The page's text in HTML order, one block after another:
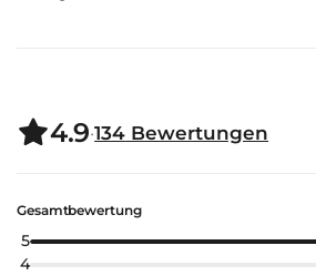
4.9·134 Bewertungen
Gesamtbewertung
5
4